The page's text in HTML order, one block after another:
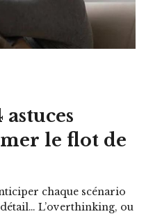
le flot de
chaque scénario
L’overthinking, ou